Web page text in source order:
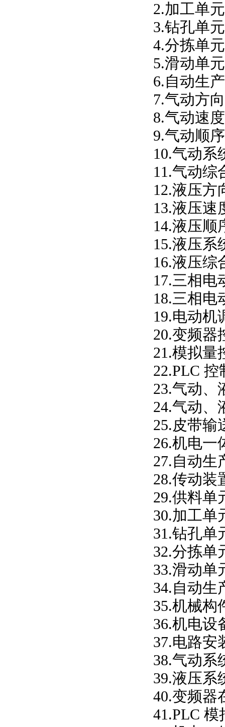
2.加工单
3.钻孔单
4.分拣单
5.滑动单
6.自动生
7.气动方
8.气动速
9.气动顺
10.气动系
11.气动综
12.液压方
13.液压速
14.液压顺
15.液压系
16.液压综
17.三相电
18.三相电
19.电动机
20.变频器
21.模拟量
22.PLC
23.气动、
24.气动、
25.皮带输
26.机电一
27.自动生
28.传动装
29.供料单
30.加工单
31.钻孔单
32.分拣单
33.滑动单
34.自动生
35.机械构
36.机电设
37.电路安
38.气动系
39.液压系
40.变频器
41.PLC